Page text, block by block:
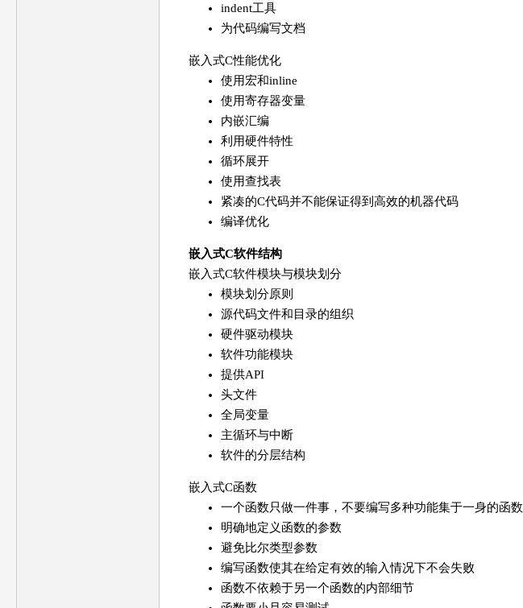
indent工具
为代码编写文档
嵌入式C性能优化
使用宏和inline
使用寄存器变量
内嵌汇编
利用硬件特性
循环展开
使用查找表
紧凑的C代码并不能保证得到高效的机器代码
编译优化
嵌入式C软件结构
嵌入式C软件模块与模块划分
模块划分原则
源代码文件和目录的组织
硬件驱动模块
软件功能模块
提供API
头文件
全局变量
主循环与中断
软件的分层结构
嵌入式C函数
一个函数只做一件事，不要编写多种功能集于一身的函数
明确地定义函数的参数
避免比尔类型参数
编写函数使其在给定有效的输入情况下不会失败
函数不依赖于另一个函数的内部细节